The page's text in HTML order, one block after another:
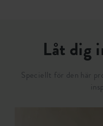
Låt dig
Speciellt för den här